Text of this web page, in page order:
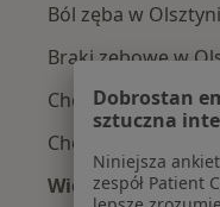
Ból zęba w
Braki zębowe w
Choroby miazgi w
Choroby przyzębia
Więcej (15)
Dobrostan
sztuczna
Niniejsza
zespół Patient